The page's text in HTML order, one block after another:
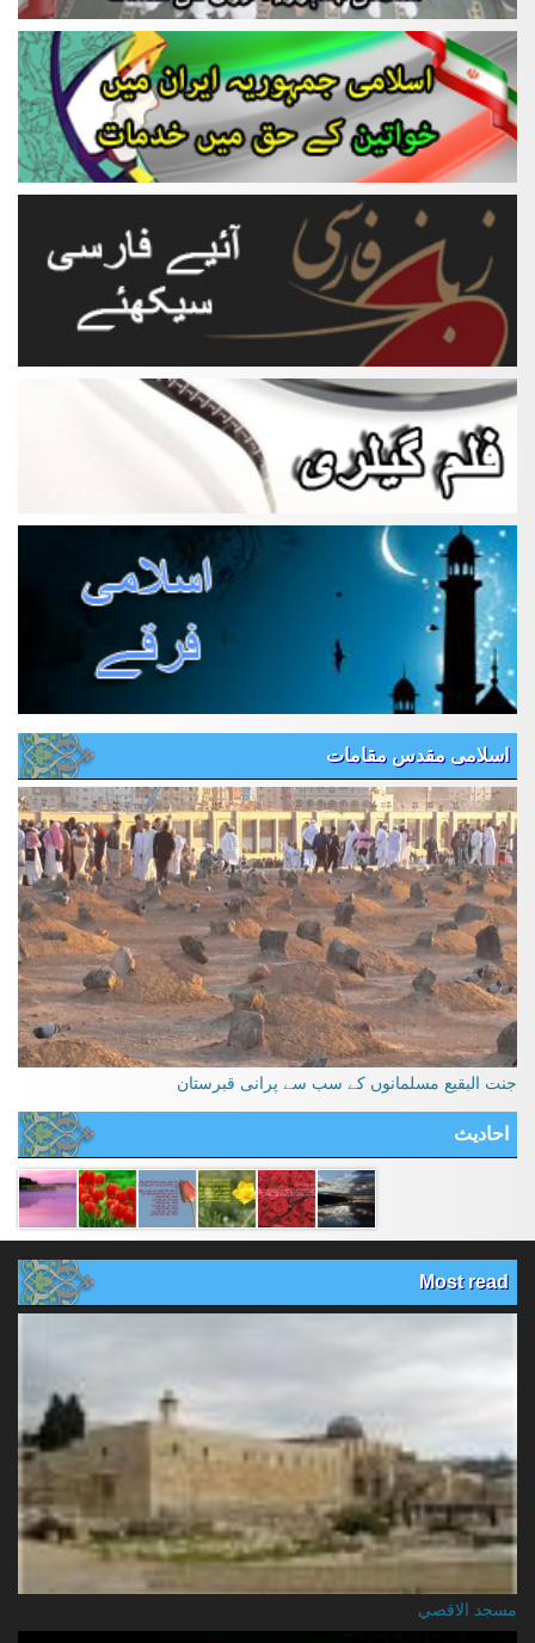
اسلامی مقدس مقامات
جنت البقیع مسلمانوں کے سب سے پرانی قبرستان
احادیث
Most read
مسجد الاقصي